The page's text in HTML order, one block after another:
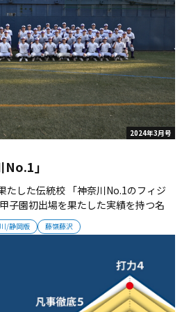
2024年3月号
/静岡版 藤嶺藤沢
No.1」
たした伝統校 「神奈川No.1のフィジ
子園初出場を果たした実績を持つ名
を迎えて約１年、新たなエッセンスを
り拓いていく。 ■ドラフト候補が続々
と輩出している。２０２２年秋には、